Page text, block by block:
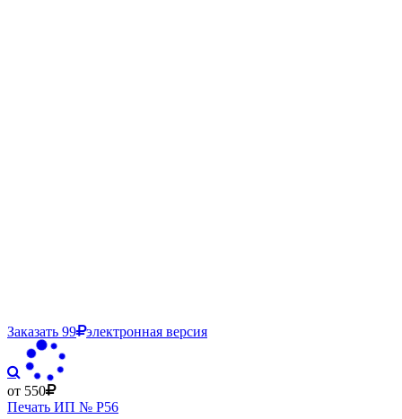
Заказать 99 электронная версия
от 550
Печать ИП № Р56